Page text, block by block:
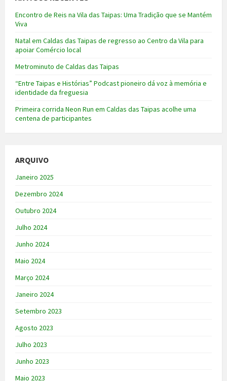
Encontro de Reis na Vila das Taipas: Uma Tradição que se Mantém
Viva
Natal em Caldas das Taipas de regresso ao Centro da Vila para
apoiar Comércio local
Metrominuto de Caldas das Taipas
“Entre Taipas e Histórias” Podcast pioneiro dá voz à memória e
identidade da freguesia
Primeira corrida Neon Run em Caldas das Taipas acolhe uma
centena de participantes
ARQUIVO
Janeiro 2025
Dezembro 2024
Outubro 2024
Julho 2024
Junho 2024
Maio 2024
Março 2024
Janeiro 2024
Setembro 2023
Agosto 2023
Julho 2023
Junho 2023
Maio 2023